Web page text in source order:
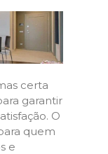
certa
garantir
O
quem
e